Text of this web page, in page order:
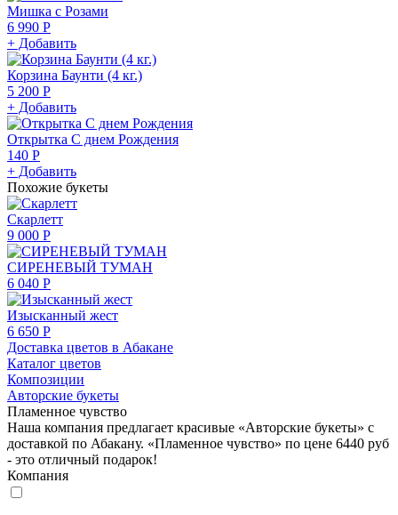
Мишка с Розами
6 990 Р
+ Добавить
Корзина Баунти (4 кг.)
5 200 Р
+ Добавить
Открытка С днем Рождения
140 Р
+ Добавить
Похожие букеты
Скарлетт
9 000 Р
СИРЕНЕВЫЙ ТУМАН
6 040 Р
Изысканный жест
6 650 Р
Доставка цветов в Абакане
Каталог цветов
Композиции
Авторские букеты
Пламенное чувство
Наша компания предлагает красивые «Авторские букеты» с
доставкой по Абакану. «Пламенное чувство» по цене 6440 руб
- это отличный подарок!
Компания